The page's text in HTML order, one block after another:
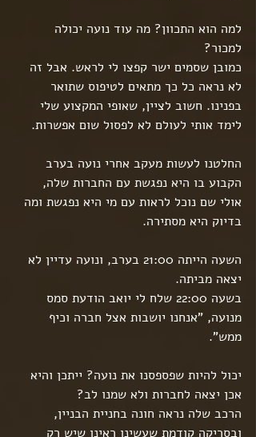
למה הוא התכוון? מה עוד נועה יכולה
למכור?
כמובן שסמים ישר קפצו לי לראש. אבל זה
לא נראה כל כך מתאים לטיפוס שתואר
בפנינו. חשוב לציין, שאופי המקצוע שלי
לימד אותי לעולם לא לפסול שום אפשרות.
החלטנו לעשות מעקב אחרי נועה בערב
הקבוע בו היא נפגשת עם החברות שלה,
אולי שם נוכל לראות עם מי היא נפגשת ומה
בדיוק היא מסתירה.
השעה הייתה 21:00 בערב, ונועה עדיין לא
יצאה מביתה.
בשעה 22:00 שלח לי יואב הודעת סמס
מנועה, "אנחנו יושבות אצל חברה וכיף
ממש".
יכול להיות שפספסנו את נועה? ייתכן והיא
אכן יצאה לחברות ולא שמנו לב?
הרכב שלה נראה חונה בחניית הבניין,
ובסריקה קודמת שעשינו ראינו שיש רק